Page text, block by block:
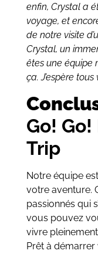
enfin, Crystal a
voyage, et
de notre visite
Crystal, un
êtes une équipe
ça. J’espère
Go!
Trip
Notre équipe
votre aventure.
passionnés qui
vous pouvez
vivre
Prêt à